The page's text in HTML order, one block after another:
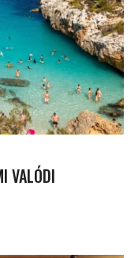
VALÓDI